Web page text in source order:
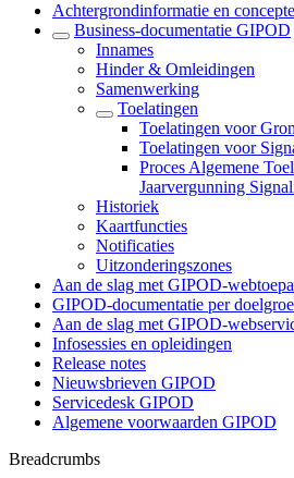
Achtergrondinformatie en
Business-documentatie GIPOD
Innames
Hinder & Omleidingen
Samenwerking
Toelatingen
Toelatingen voor
Toelatingen voor
Proces Algemene
Jaarvergunning
Historiek
Kaartfuncties
Notificaties
Uitzonderingszones
Aan de slag met GIPOD-
GIPOD-documentatie per
Aan de slag met GIPOD-
Infosessies en opleidingen
Release notes
Nieuwsbrieven GIPOD
Servicedesk GIPOD
Algemene voorwaarden GIPOD
Breadcrumbs